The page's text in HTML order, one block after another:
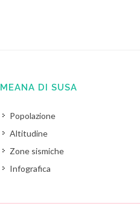
MEANA DI SUSA
Popolazione
Altitudine
Zone sismiche
Infografica